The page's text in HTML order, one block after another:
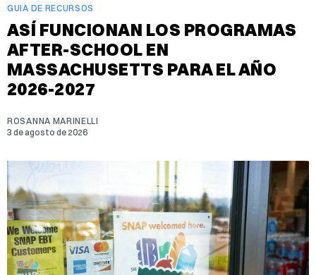
GUIA DE RECURSOS
ASÍ FUNCIONAN LOS PROGRAMAS
AFTER-SCHOOL EN
MASSACHUSETTS PARA EL AÑO
2026-2027
ROSANNA MARINELLI
3 de agosto de 2026